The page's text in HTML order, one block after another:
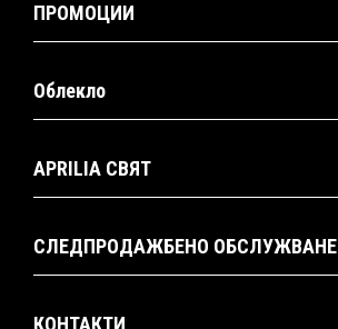
ПРОМОЦИИ
Облекло
APRILIA СВЯТ
СЛЕДПРОДАЖБЕНО ОБСЛУЖВАНЕ
КОНТАКТИ